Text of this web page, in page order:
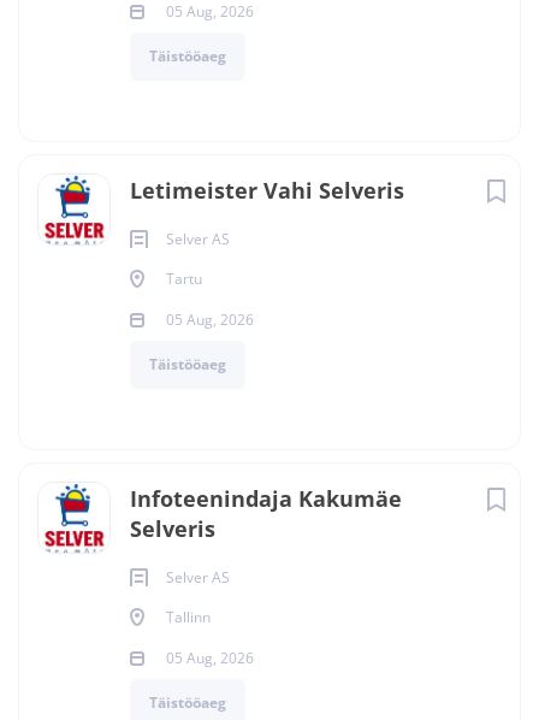
05 Aug, 2026
Täistööaeg
Letimeister Vahi Selveris
Selver AS
Tartu
05 Aug, 2026
Täistööaeg
Infoteenindaja Kakumäe
Selveris
Selver AS
Tallinn
05 Aug, 2026
Täistööaeg